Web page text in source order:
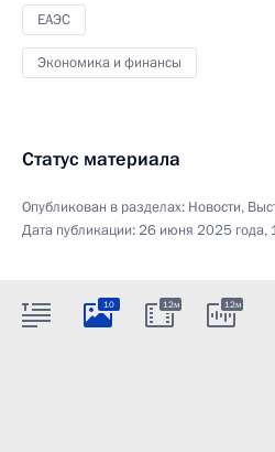
ЕАЭС
Экономика и финансы
Статус материала
Опубликован в разделах: Новости,
Дата публикации:26 июня 2025 года,
10 12м 12м